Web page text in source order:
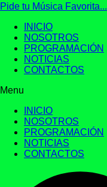
Pide tu Música Favorita...
INICIO
NOSOTROS
PROGRAMACIÓN
NOTICIAS
CONTACTOS
Menu
INICIO
NOSOTROS
PROGRAMACIÓN
NOTICIAS
CONTACTOS